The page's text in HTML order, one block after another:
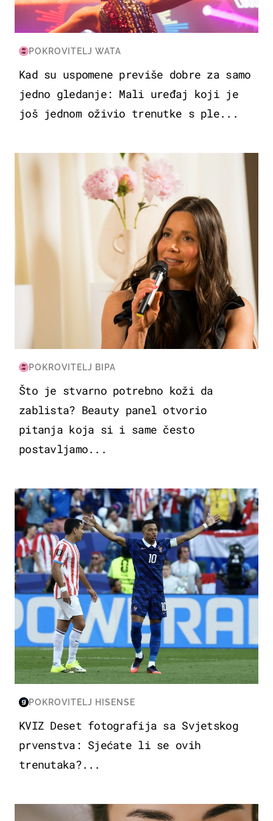
POKROVITELJ WATA
Kad su uspomene previše dobre za samo
jedno gledanje: Mali uređaj koji je
još jednom oživio trenutke s ple...
MODA & LJEPOTA
POKROVITELJ BIPA
Što je stvarno potrebno koži da
zablista? Beauty panel otvorio
pitanja koja si i same često
postavljamo...
SVJETSKO PRVENSTVO 2026
POKROVITELJ HISENSE
KVIZ Deset fotografija sa Svjetskog
prvenstva: Sjećate li se ovih
trenutaka?...
MODA & LJEPOTA